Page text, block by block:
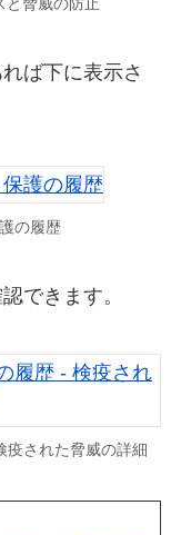
ば下に表示さ
の履歴
できます。
疫された脅威の詳細